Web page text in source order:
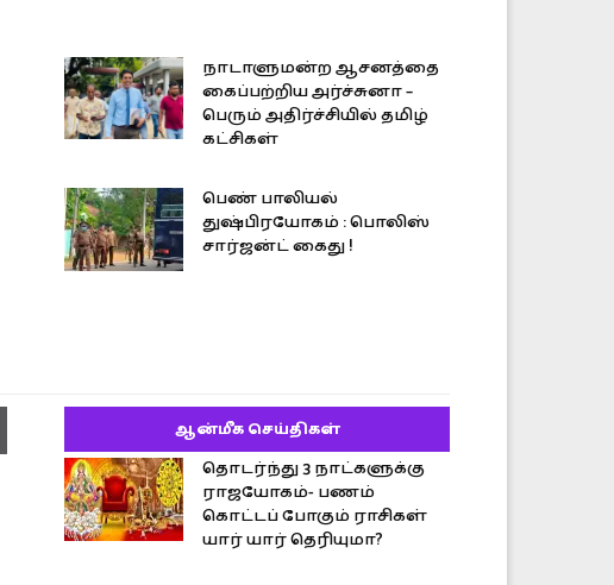
நாடாளுமன்ற ஆசனத்தை
கைப்பற்றிய அர்ச்சுனா –
பெரும் அதிர்ச்சியில் தமிழ்
கட்சிகள்
பெண் பாலியல்
துஷ்பிரயோகம் : பொலிஸ்
சார்ஜன்ட் கைது !
ஆன்மீக செய்திகள்
தொடர்ந்து 3 நாட்களுக்கு
ராஜயோகம்- பணம்
கொட்டப் போகும் ராசிகள்
யார் யார் தெரியுமா?